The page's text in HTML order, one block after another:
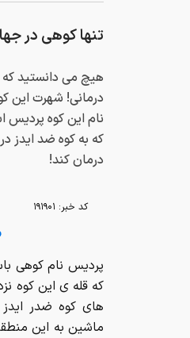
تنها کوهی در
هیچ می دانستید که
درمانی! شهرت این
نام این کوه
که به کوه ضد ایدز
درمان کند!
کد خبر: ۱۹۱۹۰۱
پردیس نام کوهی
که قله ی این کوه
های کوه ضدر